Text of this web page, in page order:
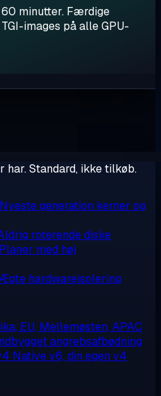
minutter. Færdige
images på alle GPU-
har. Standard, ikke tilkøb.
Nyeste generation kerner og
roterende diske
Planer med høj
hardwareisolering
EU, Mellemøsten, APAC
angrebsafbødning
Native v6, din egen v4